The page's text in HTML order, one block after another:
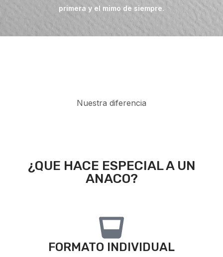
primera y el mimo de siempre.
Nuestra diferencia
¿QUE HACE ESPECIAL A UN
ANACO?
FORMATO INDIVIDUAL